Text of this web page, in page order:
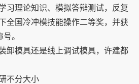
习理论知识、模拟答辩测试，反复
全国冷冲模技能操作二等奖，并获
。
卸模具还是线上调试模具，许建都
不分大小